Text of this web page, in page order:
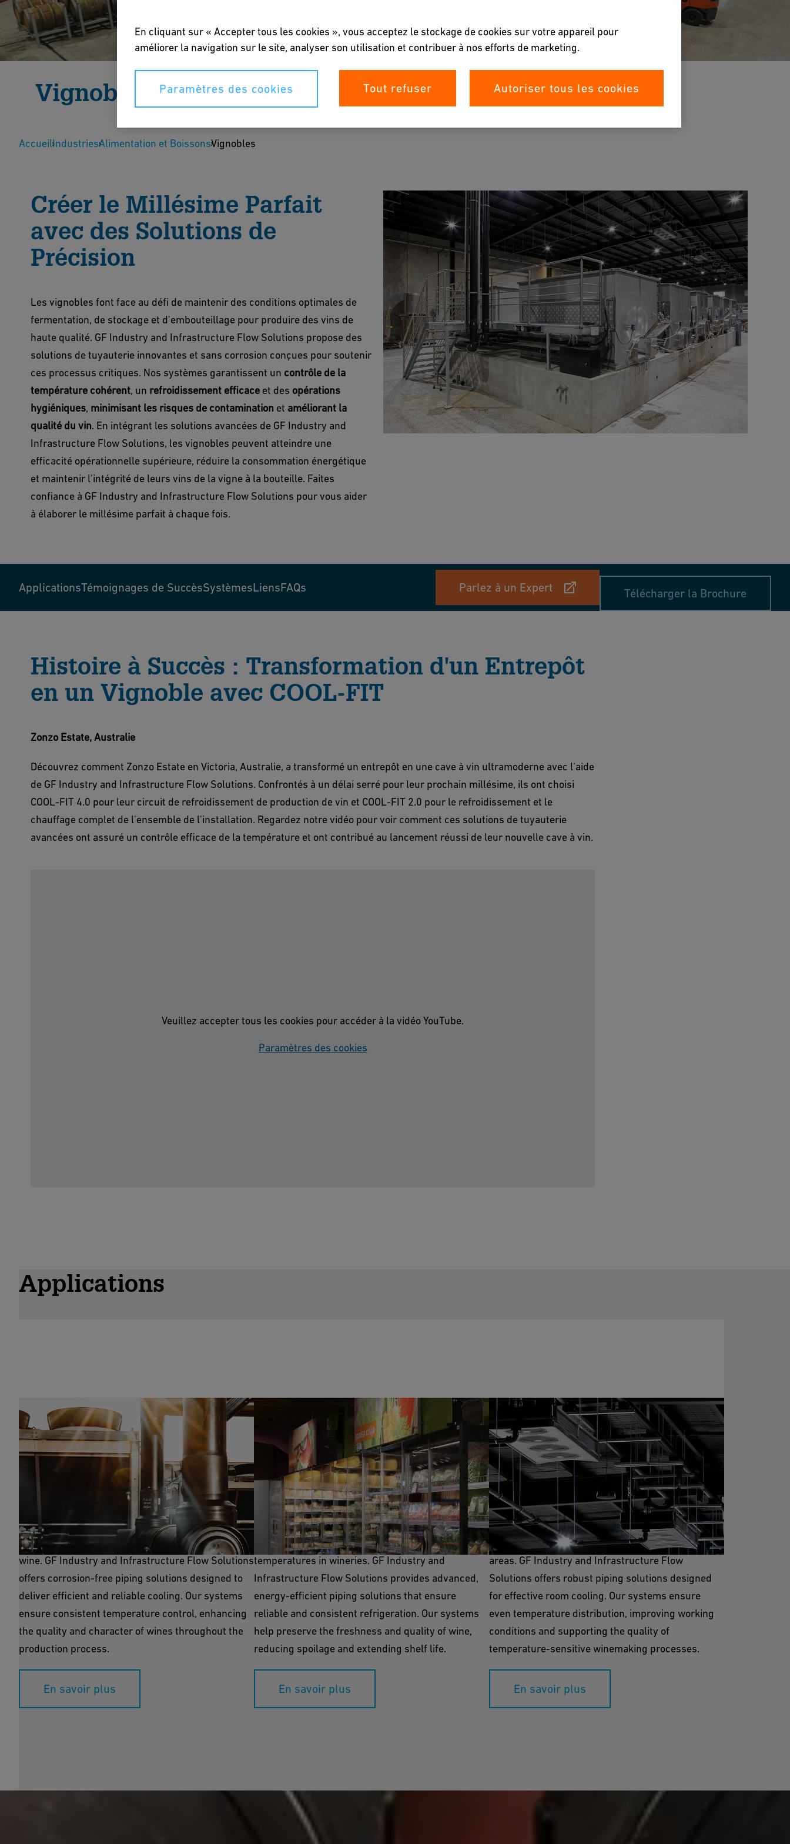
Vignobles
Atteindre l'excellence du millésime avec des systèmes de tuyauterie innovants pour la production
de vin.
AccueilIndustriesAlimentation et BoissonsVignobles
Créer le Millésime Parfait
avec des Solutions de
Précision
Les vignobles font face au défi de maintenir des conditions optimales de
fermentation, de stockage et d'embouteillage pour produire des vins de
haute qualité. GF Industry and Infrastructure Flow Solutions propose des
solutions de tuyauterie innovantes et sans corrosion conçues pour soutenir
ces processus critiques. Nos systèmes garantissent un contrôle de la
température cohérent, un refroidissement efficace et des opérations
hygiéniques, minimisant les risques de contamination et améliorant la
qualité du vin. En intégrant les solutions avancées de GF Industry and
Infrastructure Flow Solutions, les vignobles peuvent atteindre une
efficacité opérationnelle supérieure, réduire la consommation énergétique
et maintenir l'intégrité de leurs vins de la vigne à la bouteille. Faites
confiance à GF Industry and Infrastructure Flow Solutions pour vous aider
à élaborer le millésime parfait à chaque fois.
ApplicationsTémoignages de SuccèsSystèmesLiensFAQs Parlez à un Expert Télécharger la Brochure
Histoire à Succès : Transformation d'un Entrepôt
en un Vignoble avec COOL-FIT
Zonzo Estate, Australie
Découvrez comment Zonzo Estate en Victoria, Australie, a transformé un entrepôt en une cave à vin ultramoderne avec l'aide
de GF Industry and Infrastructure Flow Solutions. Confrontés à un délai serré pour leur prochain millésime, ils ont choisi
COOL-FIT 4.0 pour leur circuit de refroidissement de production de vin et COOL-FIT 2.0 pour le refroidissement et le
chauffage complet de l'ensemble de l'installation. Regardez notre vidéo pour voir comment ces solutions de tuyauterie
avancées ont assuré un contrôle efficace de la température et ont contribué au lancement réussi de leur nouvelle cave à vin.
Veuillez accepter tous les cookies pour accéder à la vidéo YouTube.
Paramètres des cookies
Applications
Process Cooling
Process cooling is crucial for maintaining precise
temperatures during the fermentation and aging of
wine. GF Industry and Infrastructure Flow Solutions
offers corrosion-free piping solutions designed to
deliver efficient and reliable cooling. Our systems
ensure consistent temperature control, enhancing
the quality and character of wines throughout the
production process.
En savoir plus
Refrigeration
Refrigeration systems are essential for storing
grapes, must, and finished wine at optimal
temperatures in wineries. GF Industry and
Infrastructure Flow Solutions provides advanced,
energy-efficient piping solutions that ensure
reliable and consistent refrigeration. Our systems
help preserve the freshness and quality of wine,
reducing spoilage and extending shelf life.
En savoir plus
Room Cooling
Room cooling is vital for creating a controlled
environment in winery production and storage
areas. GF Industry and Infrastructure Flow
Solutions offers robust piping solutions designed
for effective room cooling. Our systems ensure
even temperature distribution, improving working
conditions and supporting the quality of
temperature-sensitive winemaking processes.
En savoir plus
En cliquant sur « Accepter tous les cookies », vous acceptez le stockage de cookies sur votre appareil pour
améliorer la navigation sur le site, analyser son utilisation et contribuer à nos efforts de marketing.
Paramètres des cookies Tout refuser Autoriser tous les cookies